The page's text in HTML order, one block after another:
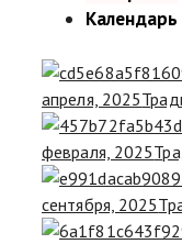
Календарь
апреля, 2025
февраля, 2025
сентября, 2025